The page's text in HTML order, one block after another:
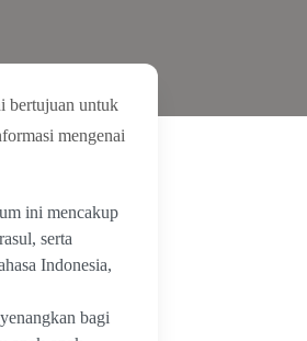
bertujuan untuk
mengenai
ini mencakup
serta
Indonesia,
bagi